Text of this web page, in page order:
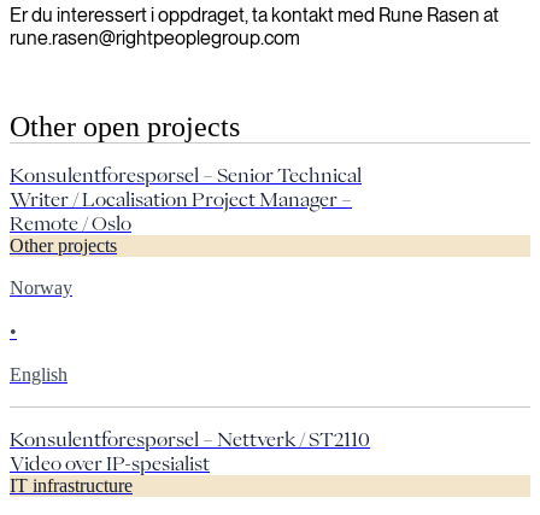
Er du interessert i oppdraget, ta kontakt med Rune Rasen at
rune.rasen@rightpeoplegroup.com
Other open projects
Konsulentforespørsel – Senior Technical
Writer / Localisation Project Manager –
Remote / Oslo
Other projects
Norway
•
English
Konsulentforespørsel – Nettverk / ST2110
Video over IP-spesialist
IT infrastructure